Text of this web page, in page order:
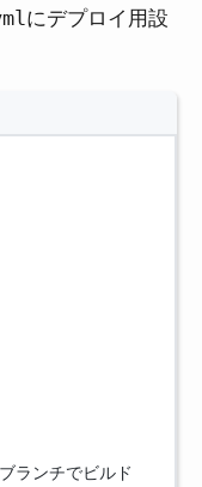
にデプロイ用設
ランチでビルド